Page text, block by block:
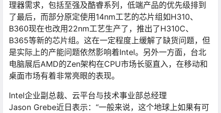
理器需求，包括至强及酷睿系列，低端产品的优先级排到
了最后，而部分原定使用14nm工艺的芯片组如H310、
B360现在也改用22nm工艺生产了，推出了H310C、
B365等新的芯片组。这在一定程度上缓解了缺货问题，但
是实际上的产能问题依然影响着Intel。另外一方面，台北
电脑展后AMD的Zen架构在CPU市场长驱直入，在移动和
桌面市场有着非常亮眼的表现。
Intel企业副总裁、云平台与技术事业部总经理
Jason Grebe近日表示：“一般来说，这个地球上如果有可